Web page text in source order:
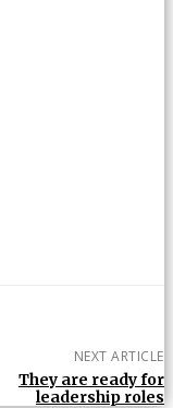
NEXT ARTICLE
They are ready for
leadership roles